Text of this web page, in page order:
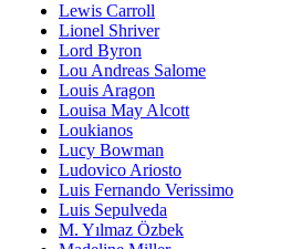
Lewis Carroll
Lionel Shriver
Lord Byron
Lou Andreas Salome
Louis Aragon
Louisa May Alcott
Loukianos
Lucy Bowman
Ludovico Ariosto
Luis Fernando Verissimo
Luis Sepulveda
M. Yılmaz Özbek